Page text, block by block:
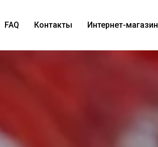
FAQ Контакты Интернет-магазин